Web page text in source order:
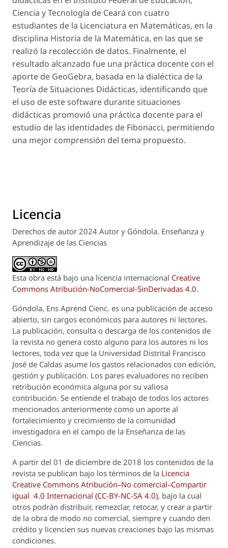
Ciencia y Tecnología de Ceará con cuatro
estudiantes de la Licenciatura en Matemáticas, en la
disciplina Historia de la Matemática, en las que se
realizó la recolección de datos. Finalmente, el
resultado alcanzado fue una práctica docente con el
aporte de GeoGebra, basada en la dialéctica de la
Teoría de Situaciones Didácticas, identificando que
el uso de este software durante situaciones
didácticas promovió una práctica docente para el
estudio de las identidades de Fibonacci, permitiendo
una mejor comprensión del tema propuesto.
Licencia
Derechos de autor 2024 Autor y Góndola. Enseñanza y
Aprendizaje de las Ciencias
Esta obra está bajo una licencia internacional Creative
Commons Atribución-NoComercial-SinDerivadas 4.0.
Góndola, Ens Aprend Cienc. es una publicación de acceso
abierto, sin cargos económicos para autores ni lectores.
La publicación, consulta o descarga de los contenidos de
la revista no genera costo alguno para los autores ni los
lectores, toda vez que la Universidad Distrital Francisco
José de Caldas asume los gastos relacionados con edición,
gestión y publicación. Los pares evaluadores no reciben
retribución económica alguna por su valiosa
contribución. Se entiende el trabajo de todos los actores
mencionados anteriormente como un aporte al
fortalecimiento y crecimiento de la comunidad
investigadora en el campo de la Enseñanza de las
Ciencias.
A partir del 01 de diciembre de 2018 los contenidos de la
revista se publican bajo los términos de la Licencia
Creative Commons Atribución–No comercial–Compartir
igual 4.0 Internacional (CC-BY-NC-SA 4.0), bajo la cual
otros podrán distribuir, remezclar, retocar, y crear a partir
de la obra de modo no comercial, siempre y cuando den
crédito y licencien sus nuevas creaciones bajo las mismas
condiciones.